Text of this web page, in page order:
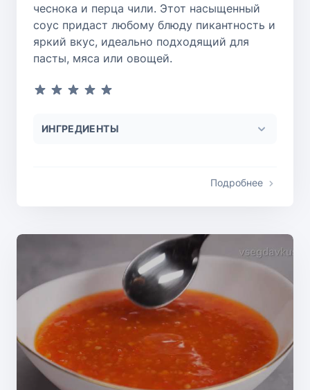
чеснока и перца чили. Этот насыщенный
соус придаст любому блюду пикантность и
яркий вкус, идеально подходящий для
пасты, мяса или овощей.
ИНГРЕДИЕНТЫ
Подробнее